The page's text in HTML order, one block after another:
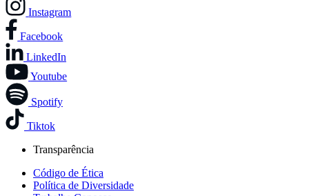
Instagram
Facebook
LinkedIn
Youtube
Spotify
Tiktok
Transparência
Código de Ética
Política de Diversidade